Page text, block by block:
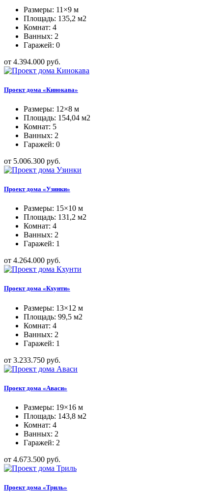
Размеры: 11×9 м
Площадь: 135,2 м2
Комнат: 4
Ванных: 2
Гаражей: 0
от 4.394.000 руб.
Проект дома «Кинокава»
Размеры: 12×8 м
Площадь: 154,04 м2
Комнат: 5
Ванных: 2
Гаражей: 0
от 5.006.300 руб.
Проект дома «Узинки»
Размеры: 15×10 м
Площадь: 131,2 м2
Комнат: 4
Ванных: 2
Гаражей: 1
от 4.264.000 руб.
Проект дома «Кхунти»
Размеры: 13×12 м
Площадь: 99,5 м2
Комнат: 4
Ванных: 2
Гаражей: 1
от 3.233.750 руб.
Проект дома «Аваси»
Размеры: 19×16 м
Площадь: 143,8 м2
Комнат: 4
Ванных: 2
Гаражей: 2
от 4.673.500 руб.
Проект дома «Триль»